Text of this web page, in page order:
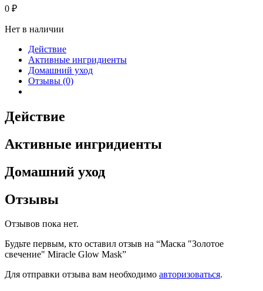
0 ₽
Нет в наличии
Действие
Активные ингридиенты
Домашний уход
Отзывы (0)
Действие
Активные ингридиенты
Домашний уход
Отзывы
Отзывов пока нет.
Будьте первым, кто оставил отзыв на “Маска "Золотое
свечение" Miracle Glow Mask”
Для отправки отзыва вам необходимо авторизоваться.